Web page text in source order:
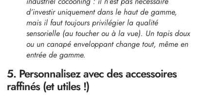
d’investir uniquement dans le haut de gamme,
mais il faut toujours privilégier la qualité
sensorielle (au toucher ou à la vue). Un tapis doux
ou un canapé enveloppant change tout, même en
entrée de gamme.
5. Personnalisez avec des accessoires
raffinés (et utiles !)